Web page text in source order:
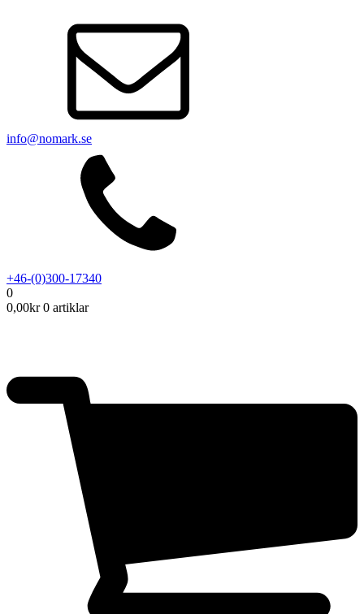
info@nomark.se
+46-(0)300-17340
0
0,00kr 0 artiklar